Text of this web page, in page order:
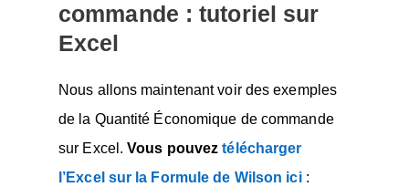
commande : tutoriel sur
Excel
Nous allons maintenant voir des exemples
de la Quantité Économique de commande
sur Excel.Vous pouveztélécharger
l’Excel sur la Formule de Wilson ici :